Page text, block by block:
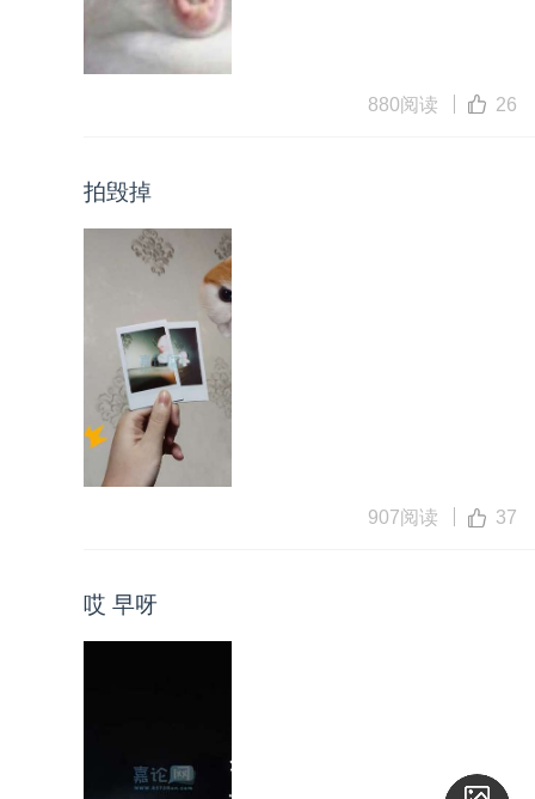
880阅读 26
拍毁掉
907阅读 37
哎 早呀